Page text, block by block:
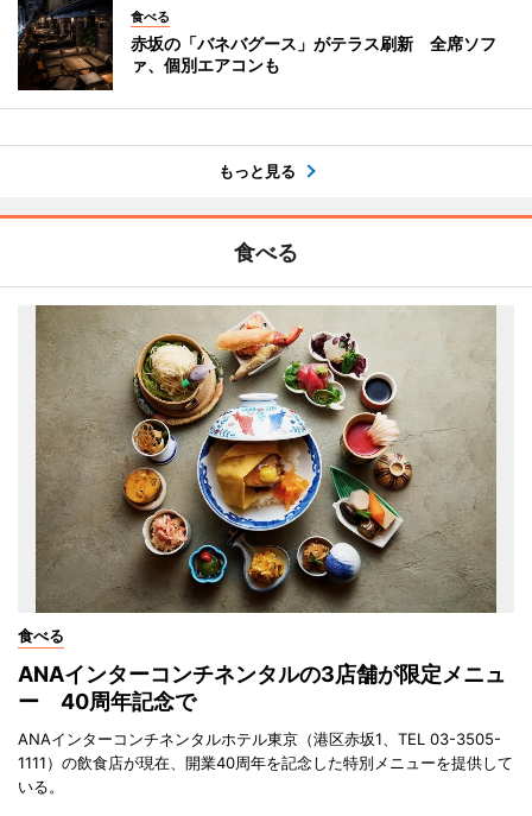
食べる
赤坂の「バネバグース」がテラス刷新 全席ソフ
ァ、個別エアコンも
もっと見る
食べる
食べる
ANAインターコンチネンタルの3店舗が限定メニュ
ー 40周年記念で
ANAインターコンチネンタルホテル東京（港区赤坂1、TEL 03-3505-
1111）の飲食店が現在、開業40周年を記念した特別メニューを提供して
いる。